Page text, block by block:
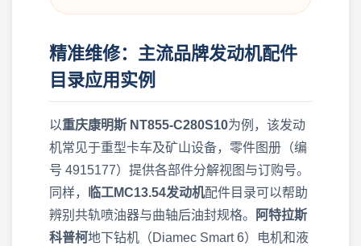
精准维修：主流品牌发动机配件
目录应用实例
以重庆康明斯 NT855-C280S10为例，该发动
机常见于重型卡车及矿山设备，零件图册（编
号 4915177）提供各部件分解视图与订购号。
同样，
临工MC13.54发动机配件目录可以帮助
辨别共轨喷油器与曲轴后油封规格。
阿特拉斯
科普柯 地下钻机（Diamec Smart 6）电机和液